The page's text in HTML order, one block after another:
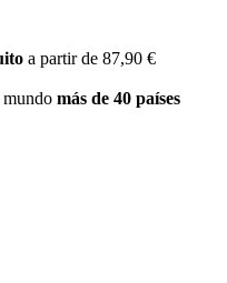
a partir de 87,90 €
mundo más de 40 países